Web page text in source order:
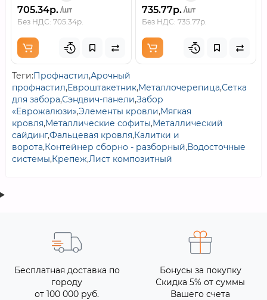
705.34р. /шт
Без НДС: 705.34р.
735.77р. /шт
Без НДС: 735.77р.
Теги:Профнастил,Арочный
профнастил,Евроштакетник,Металлочерепица,Сетка
для забора,Сэндвич-панели,Забор
«Еврожалюзи»,Элементы кровли,Мягкая
кровля,Металлические софиты,Металлический
сайдинг,Фальцевая кровля,Калитки и
ворота,Контейнер сборно - разборный,Водосточные
системы,Крепеж,Лист композитный
Бесплатная доставка по
городу
от 100 000 руб.
Бонусы за покупку
Скидка 5% от суммы
Вашего счета